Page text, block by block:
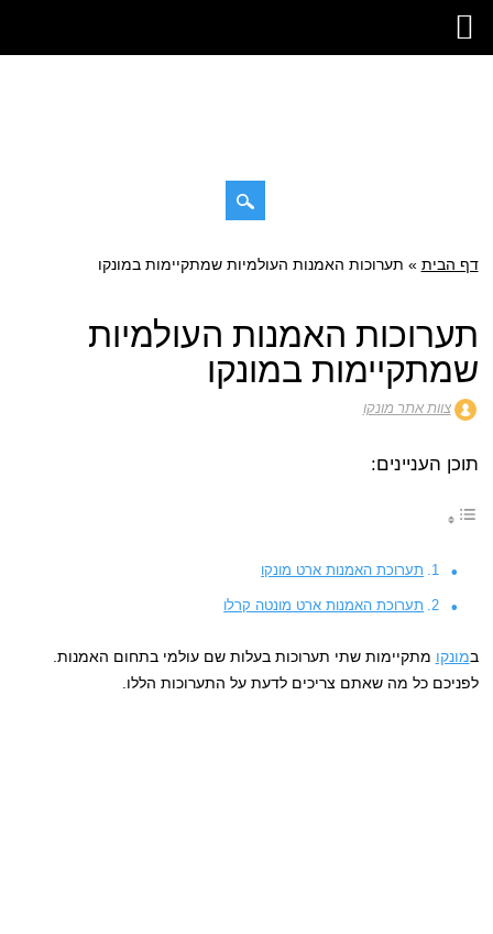
תפריט ראשי
דילוג
דף הבית » תערוכות האמנות העולמיות שמתקיימות במונקו
תערוכות האמנות העולמיות
שמתקיימות במונקו
צוות אתר מונקו
תוכן העניינים:
תערוכת האמנות ארט מונקו
תערוכת האמנות ארט מונטה קרלו
במונקו מתקיימות שתי תערוכות בעלות שם עולמי בתחום האמנות.
לפניכם כל מה שאתם צריכים לדעת על התערוכות הללו.